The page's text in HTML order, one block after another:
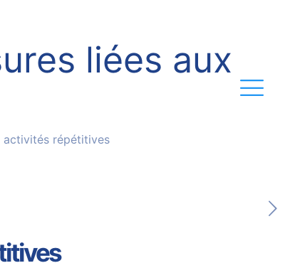
liées aux
activités répétitives